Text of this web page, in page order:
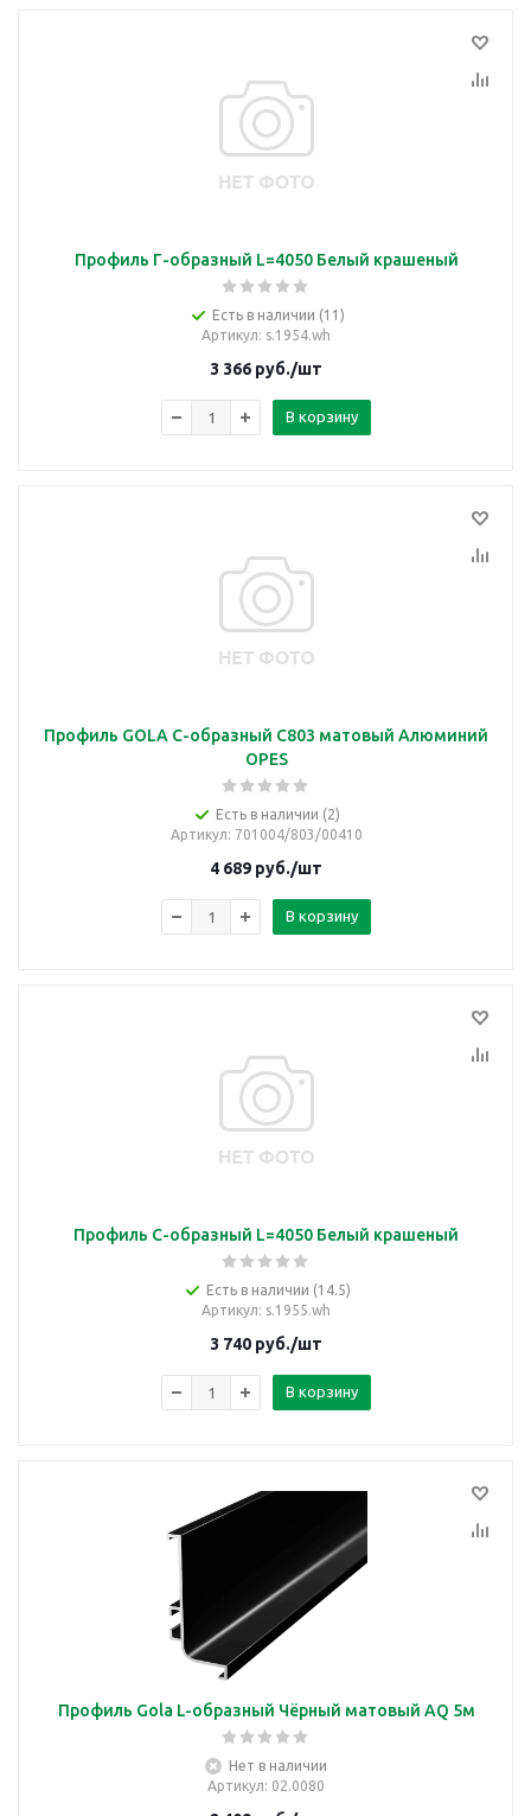
Профиль Г-образный L=4050 Белый крашеный
Есть в наличии (11)
Артикул: s.1954.wh
3 366 руб./шт
В корзину
Профиль GOLA C-образный С803 матовый Алюминий
ОРЕS
Есть в наличии (2)
Артикул: 701004/803/00410
4 689 руб./шт
В корзину
Профиль С-образный L=4050 Белый крашеный
Есть в наличии (14.5)
Артикул: s.1955.wh
3 740 руб./шт
В корзину
Профиль Gola L-образный Чёрный матовый AQ 5м
Нет в наличии
Артикул: 02.0080